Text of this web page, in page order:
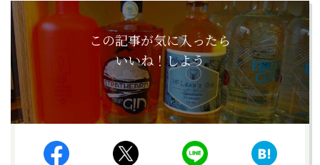
この記事が気に入ったら
いいね！しよう